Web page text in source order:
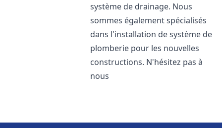
système de drainage. Nous
sommes également spécialisés
dans l'installation de système de
plomberie pour les nouvelles
constructions. N'hésitez pas à
nous